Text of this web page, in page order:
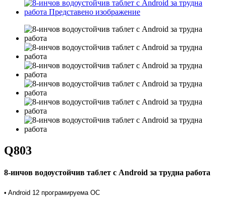
Q803
8-инчов водоустойчив таблет с Android за трудна работа
• Android 12 програмируема ОС